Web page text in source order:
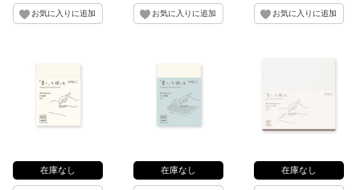
在庫なし 在庫なし 在庫なし